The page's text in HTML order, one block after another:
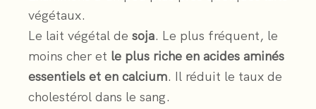
végétaux.
Le lait végétal de soja. Le plus fréquent, le
moins cher et le plus riche en acides aminés
essentiels et en calcium. Il réduit le taux de
cholestérol dans le sang.